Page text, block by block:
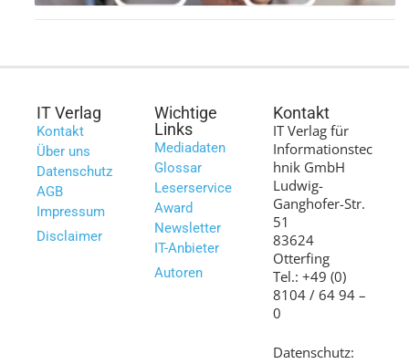
IT Verlag
Kontakt
Über uns
Datenschutz
AGB
Impressum
Disclaimer
Wichtige
Links
Mediadaten
Glossar
Leserservice
Award
Newsletter
IT-Anbieter
Autoren
Kontakt
IT Verlag für
Informationstec
hnik GmbH
Ludwig-
Ganghofer-Str.
51
83624
Otterfing
Tel.: +49 (0)
8104 / 64 94 –
0
Datenschutz: